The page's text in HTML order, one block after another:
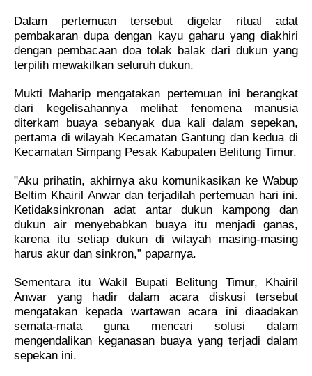
Dalam pertemuan tersebut digelar ritual adat
pembakaran dupa dengan kayu gaharu yang diakhiri
dengan pembacaan doa tolak balak dari dukun yang
terpilih mewakilkan seluruh dukun.
Mukti Maharip mengatakan pertemuan ini berangkat
dari kegelisahannya melihat fenomena manusia
diterkam buaya sebanyak dua kali dalam sepekan,
pertama di wilayah Kecamatan Gantung dan kedua di
Kecamatan Simpang Pesak Kabupaten Belitung Timur.
"Aku prihatin, akhirnya aku komunikasikan ke Wabup
Beltim Khairil Anwar dan terjadilah pertemuan hari ini.
Ketidaksinkronan adat antar dukun kampong dan
dukun air menyebabkan buaya itu menjadi ganas,
karena itu setiap dukun di wilayah masing-masing
harus akur dan sinkron,” paparnya.
Sementara itu Wakil Bupati Belitung Timur, Khairil
Anwar yang hadir dalam acara diskusi tersebut
mengatakan kepada wartawan acara ini diaadakan
semata-mata guna mencari solusi dalam
mengendalikan keganasan buaya yang terjadi dalam
sepekan ini.